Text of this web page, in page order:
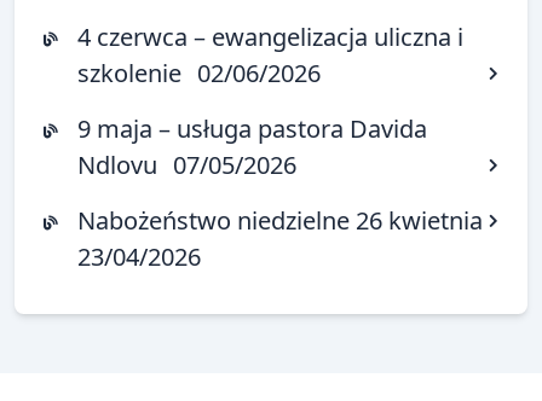
4 czerwca – ewangelizacja uliczna i
szkolenie 02/06/2026
9 maja – usługa pastora Davida
Ndlovu 07/05/2026
Nabożeństwo niedzielne 26 kwietnia
23/04/2026